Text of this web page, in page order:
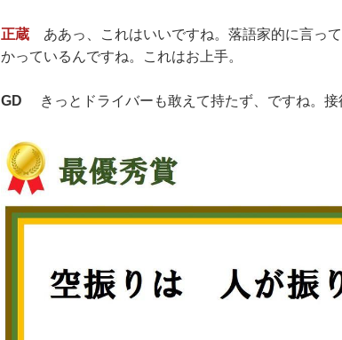
正蔵 ああっ、これはいいですね。落語家的に言っ
かっているんですね。これはお上手。
GD きっとドライバーも敢えて持たず、ですね。接